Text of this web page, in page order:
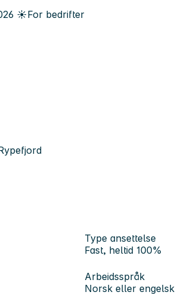
☀️For bedrifter
Type ansettelse
Fast, heltid 100%
Arbeidsspråk
Norsk eller engelsk